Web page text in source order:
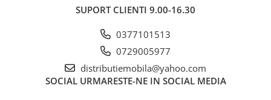
SUPORT CLIENTI 9.00-16.30
0377101513
0729005977
distributiemobila@yahoo.com
SOCIAL URMARESTE-NE IN SOCIAL MEDIA